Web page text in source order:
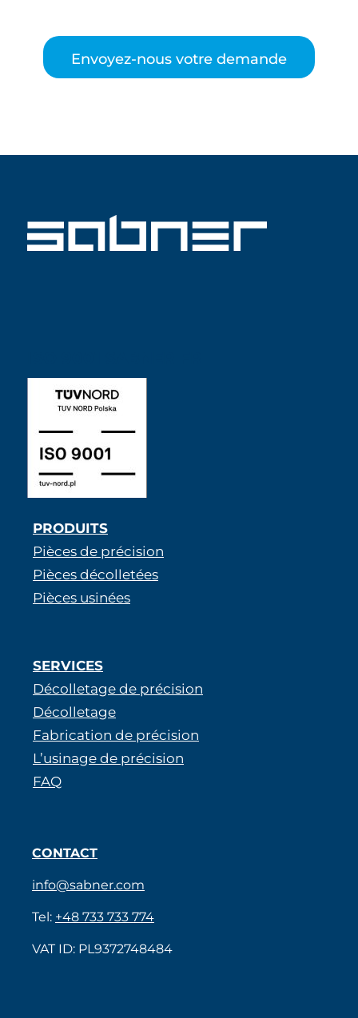
Envoyez-nous votre demande
PRODUITS
Pièces de précision
Pièces décolletées
Pièces usinées
SERVICES
Décolletage de précision
Décolletage
Fabrication de précision
L’usinage de précision
FAQ
CONTACT
info@sabner.com
Tel: +48 733 733 774
VAT ID: PL9372748484